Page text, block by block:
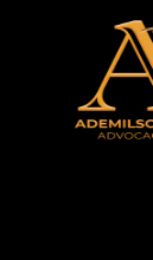
conteúdo